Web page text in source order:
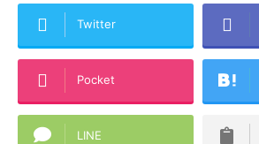
Twitter
Pocket
LINE